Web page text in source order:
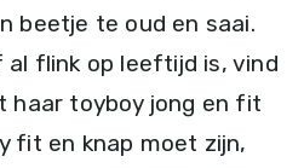
beetje te oud en saai.
al flink op leeftijd is, vind
haar toyboy jong en fit
fit en knap moet zijn,